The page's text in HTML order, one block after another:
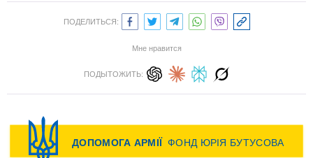
ПОДЕЛИТЬСЯ:
Мне нравится
ПОДЫТОЖИТЬ: